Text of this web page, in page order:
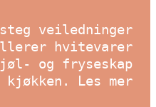
veiledninger
hvitevarer
og fryseskap
Les mer